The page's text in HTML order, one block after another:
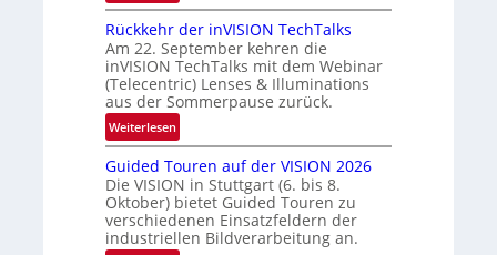
U
n
b
e
g
r
e
z
t
e
M
Rückkehr der inVISION TechTalks
Am 22. September kehren die
inVISION TechTalks mit dem Webinar
(Telecentric) Lenses & Illuminations
aus der Sommerpause zurück.
Weiterlesen:
R
ü
c
k
k
Guided Touren auf der VISION 2026
Die VISION in Stuttgart (6. bis 8.
Oktober) bietet Guided Touren zu
verschiedenen Einsatzfeldern der
industriellen Bildverarbeitung an.